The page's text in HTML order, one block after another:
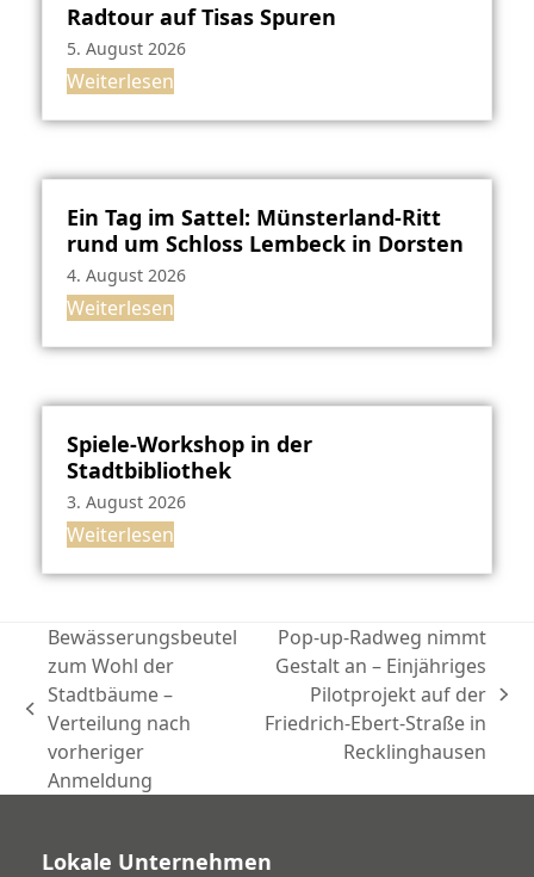
Radtour auf Tisas Spuren
5. August 2026
Weiterlesen
Ein Tag im Sattel: Münsterland-Ritt
rund um Schloss Lembeck in Dorsten
4. August 2026
Weiterlesen
Spiele-Workshop in der
Stadtbibliothek
3. August 2026
Weiterlesen
vorheriger
Beitrag:
Bewässerungsbeutel
zum Wohl der
Stadtbäume –
Verteilung nach
vorheriger
Anmeldung
Nächster
Beitrag:
Pop-up-Radweg nimmt
Gestalt an – Einjähriges
Pilotprojekt auf der
Friedrich-Ebert-Straße in
Recklinghausen
Lokale Unternehmen